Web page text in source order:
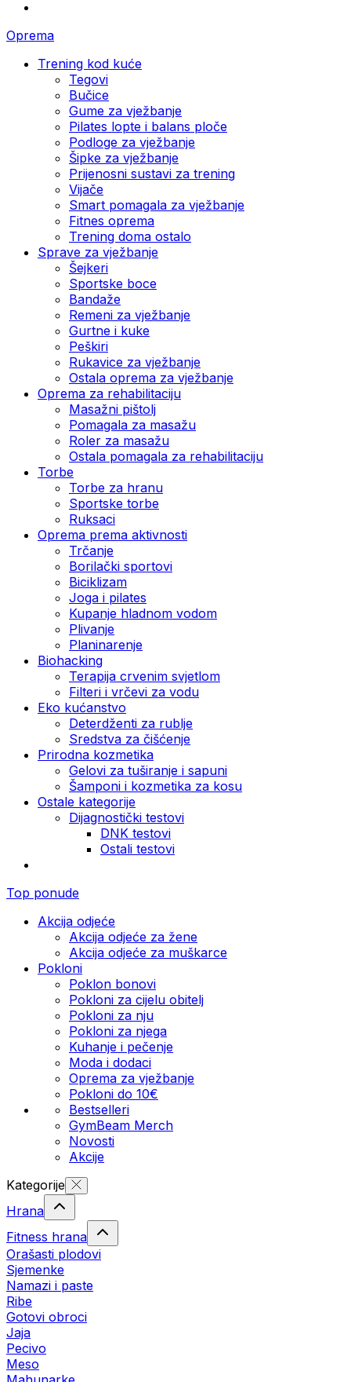
Oprema
Trening kod kuće
Tegovi
Bučice
Gume za vježbanje
Pilates lopte i balans ploče
Podloge za vježbanje
Šipke za vježbanje
Prijenosni sustavi za trening
Vijače
Smart pomagala za vježbanje
Fitnes oprema
Trening doma ostalo
Sprave za vježbanje
Šejkeri
Sportske boce
Bandaže
Remeni za vježbanje
Gurtne i kuke
Peškiri
Rukavice za vježbanje
Ostala oprema za vježbanje
Oprema za rehabilitaciju
Masažni pištolj
Pomagala za masažu
Roler za masažu
Ostala pomagala za rehabilitaciju
Torbe
Torbe za hranu
Sportske torbe
Ruksaci
Oprema prema aktivnosti
Trčanje
Borilački sportovi
Biciklizam
Joga i pilates
Kupanje hladnom vodom
Plivanje
Planinarenje
Biohacking
Terapija crvenim svjetlom
Filteri i vrčevi za vodu
Eko kućanstvo
Deterdženti za rublje
Sredstva za čišćenje
Prirodna kozmetika
Gelovi za tuširanje i sapuni
Šamponi i kozmetika za kosu
Ostale kategorije
Dijagnostički testovi
DNK testovi
Ostali testovi
Top ponude
Akcija odjeće
Akcija odjeće za žene
Akcija odjeće za muškarce
Pokloni
Poklon bonovi
Pokloni za cijelu obitelj
Pokloni za nju
Pokloni za njega
Kuhanje i pečenje
Moda i dodaci
Oprema za vježbanje
Pokloni do 10€
Bestselleri
GymBeam Merch
Novosti
Akcije
Kategorije
Hrana
Fitness hrana
Orašasti plodovi
Sjemenke
Namazi i paste
Ribe
Gotovi obroci
Jaja
Pecivo
Meso